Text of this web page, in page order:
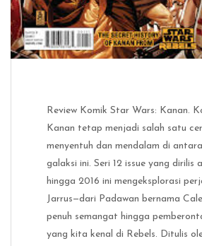
Review Komik Star Wars: Kanan.
Kanan tetap menjadi salah satu
menyentuh dan mendalam di
galaksi ini. Seri 12 issue yang dirilis
hingga 2016 ini mengeksplorasi
Jarrus—dari Padawan bernama
penuh semangat hingga
yang kita kenal di Rebels. Ditulis